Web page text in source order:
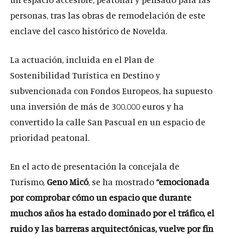
personas, tras las obras de remodelación de este
enclave del casco histórico de Novelda.
La actuación, incluida en el Plan de
Sostenibilidad Turística en Destino y
subvencionada con Fondos Europeos, ha supuesto
una inversión de más de 300.000 euros y ha
convertido la calle San Pascual en un espacio de
prioridad peatonal.
En el acto de presentación la concejala de
Turismo, Geno Micó, se ha mostrado“emocionada
por comprobar cómo un espacio que durante
muchos años ha estado dominado por el tráfico, el
ruido y las barreras arquitectónicas, vuelve por fin